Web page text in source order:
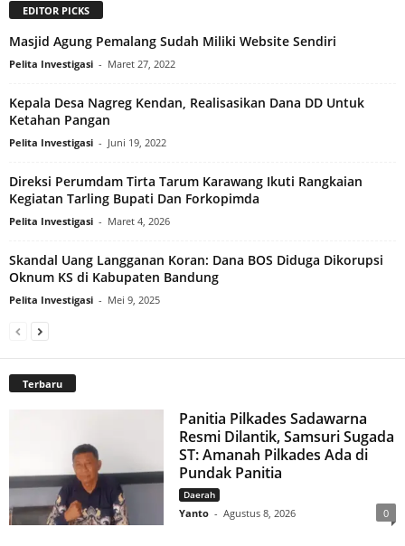
EDITOR PICKS
Masjid Agung Pemalang Sudah Miliki Website Sendiri
Pelita Investigasi - Maret 27, 2022
Kepala Desa Nagreg Kendan, Realisasikan Dana DD Untuk
Ketahan Pangan
Pelita Investigasi - Juni 19, 2022
Direksi Perumdam Tirta Tarum Karawang Ikuti Rangkaian
Kegiatan Tarling Bupati Dan Forkopimda
Pelita Investigasi - Maret 4, 2026
Skandal Uang Langganan Koran: Dana BOS Diduga Dikorupsi
Oknum KS di Kabupaten Bandung
Pelita Investigasi - Mei 9, 2025
Terbaru
Panitia Pilkades Sadawarna
Resmi Dilantik, Samsuri Sugada
ST: Amanah Pilkades Ada di
Pundak Panitia
Daerah
Yanto - Agustus 8, 2026 0